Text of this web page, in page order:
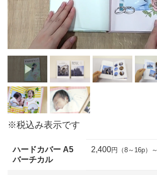
※税込み表示です
ハードカバー A5
バーチカル
2,400円（8～16p）～